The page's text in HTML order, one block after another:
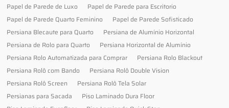
Papel de Parede de Luxo
Papel de Parede para Escritorio
Papel de Parede Quarto Feminino
Papel de Parede Sofisticado
Persiana Blecaute para Quarto
Persiana de Alumínio Horizontal
Persiana de Rolo para Quarto
Persiana Horizontal de Alumínio
Persiana Rolo Automatizada para Comprar
Persiana Rolo Blackout
Persiana Rolô com Bando
Persiana Rolô Double Vision
Persiana Rolô Screen
Persiana Rolô Tela Solar
Persianas para Sacada
Piso Laminado Dura Floor